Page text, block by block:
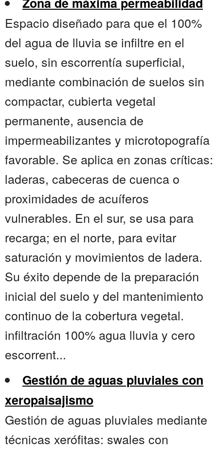
Espacio diseñado para que el 100%
del agua de lluvia se infiltre en el
suelo, sin escorrentía superficial,
mediante combinación de suelos sin
compactar, cubierta vegetal
permanente, ausencia de
impermeabilizantes y microtopografía
favorable. Se aplica en zonas críticas:
laderas, cabeceras de cuenca o
proximidades de acuíferos
vulnerables. En el sur, se usa para
recarga; en el norte, para evitar
saturación y movimientos de ladera.
Su éxito depende de la preparación
inicial del suelo y del mantenimiento
continuo de la cobertura vegetal.
infiltración 100% agua lluvia y cero
escorrent...
Gestión de aguas pluviales con
xeropaisajismo
Gestión de aguas pluviales mediante
técnicas xerófitas: swales con